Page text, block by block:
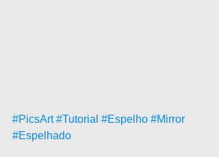
#PicsArt #Tutorial #Espelho #Mirror
#Espelhado